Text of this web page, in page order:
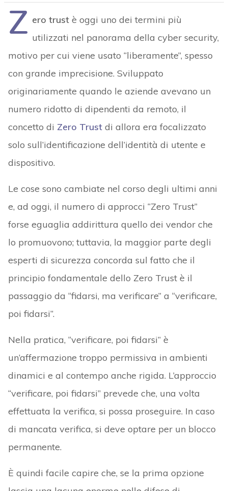
Z ero trustè oggi uno dei termini più
utilizzati nel panorama della cyber security,
motivo per cui viene usato “liberamente”, spesso
con grande imprecisione. Sviluppato
originariamente quando le aziende avevano un
numero ridotto di dipendenti da remoto, il
concetto di Zero Trustdi allora era focalizzato
solo sull’identificazione dell’identità di utente e
dispositivo.
Le cose sono cambiate nel corso degli ultimi anni
e, ad oggi, il numero di approcci “Zero Trust”
forse eguaglia addirittura quello dei vendor che
lo promuovono; tuttavia, la maggior parte degli
esperti di sicurezza concorda sul fatto che il
principio fondamentale dello Zero Trust è il
passaggio da “fidarsi, ma verificare” a “verificare,
poi fidarsi”.
Nella pratica, “verificare, poi fidarsi” è
un’affermazione troppo permissiva in ambienti
dinamici e al contempo anche rigida. L’approccio
“verificare, poi fidarsi” prevede che, una volta
effettuata la verifica, si possa proseguire. In caso
di mancata verifica, si deve optare per un blocco
permanente.
È quindi facile capire che, se la prima opzione